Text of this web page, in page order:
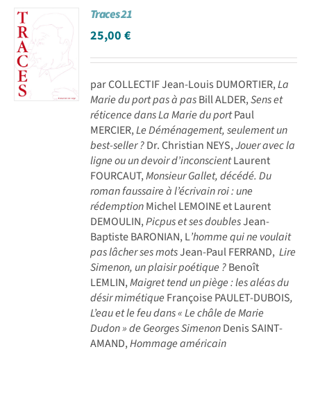
Achat en ligne
Panier WooCommerce
Traces 21
25,00€
par COLLECTIF Jean-Louis DUMORTIER,La
Marie du port pas à pasBill ALDER,Sens et
réticence dans La Marie du portPaul
MERCIER,Le Déménagement, seulement un
best-seller ?Dr. Christian NEYS,Jouer avec la
ligne ou un devoir d’inconscientLaurent
FOURCAUT,Monsieur Gallet, décédé. Du
roman faussaire à l’écrivain roi : une
rédemptionMichel LEMOINE et Laurent
DEMOULIN,Picpus et ses doublesJean-
Baptiste BARONIAN, L’homme qui ne voulait
pas lâcher ses motsJean-Paul FERRAND,Lire
Simenon, un plaisir poétique ?Benoît
LEMLIN,Maigret tend un piège : les aléas du
désir mimétique Françoise PAULET-DUBOIS,
L’eau et le feu dans « Le châle de Marie
Dudon » de Georges SimenonDenis SAINT-
AMAND,Hommage américain